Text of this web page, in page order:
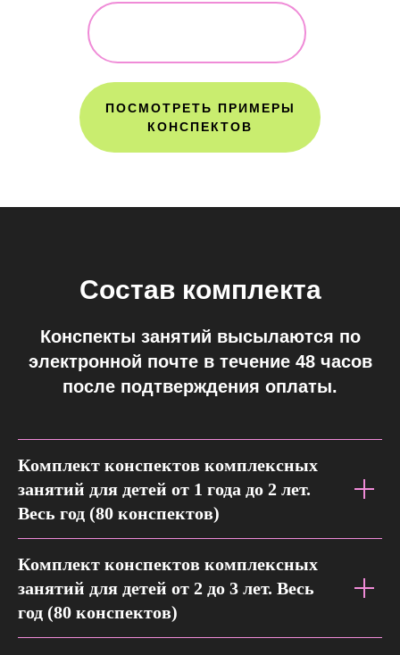
ПОСМОТРЕТЬ ПРИМЕРЫ
КОНСПЕКТОВ
Состав комплекта
Конспекты занятий высылаются по
электронной почте в течение 48 часов
после подтверждения оплаты.
Комплект конспектов комплексных
занятий для детей от 1 года до 2 лет.
Весь год (80 конспектов)
Комплект конспектов комплексных
занятий для детей от 2 до 3 лет. Весь
год (80 конспектов)